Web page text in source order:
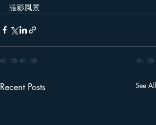
撮影風景
Recent Posts See All